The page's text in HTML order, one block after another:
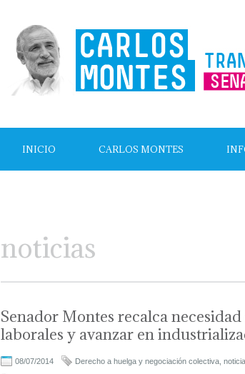
INICIO CARLOS MONTES
noticias
Senador Montes recalca
laborales y avanzar en
08/07/2014 Derecho a huelga y negociación colectiva